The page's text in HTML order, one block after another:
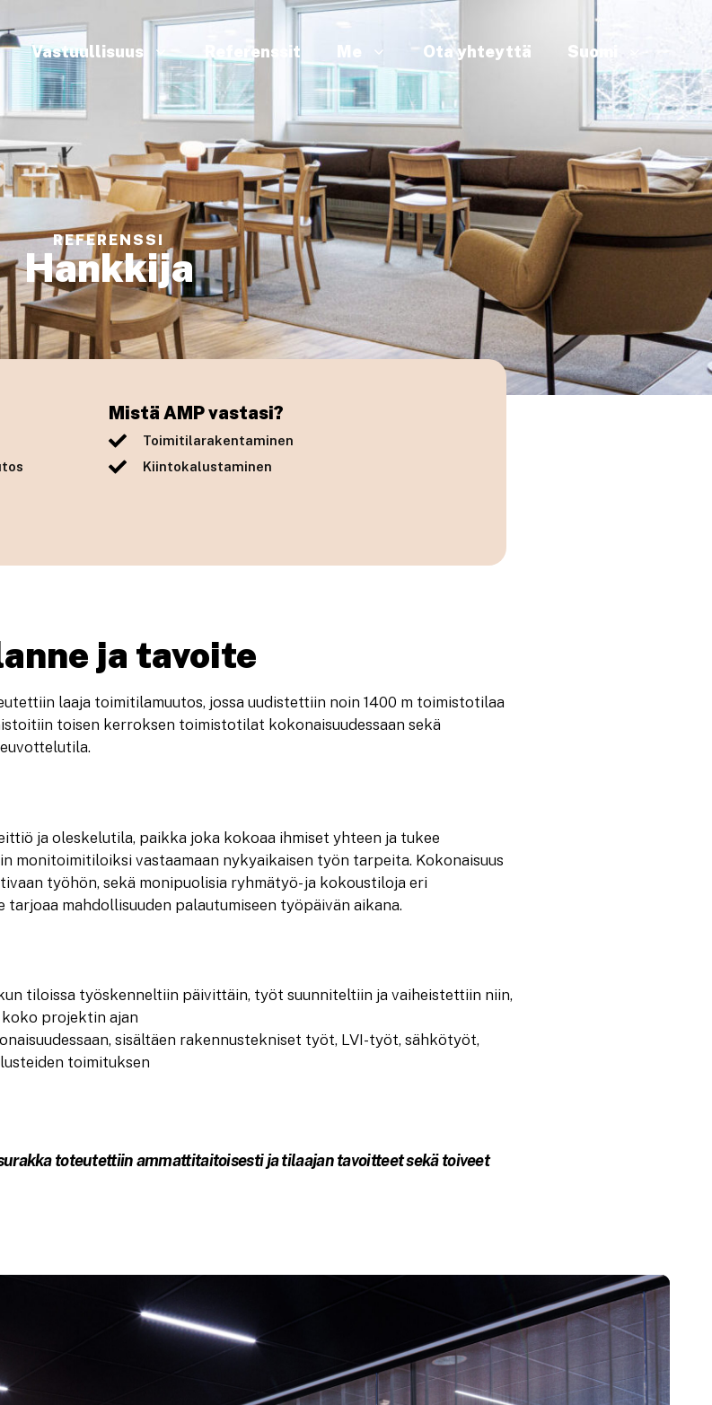
Vastuullisuus Referenssit Me Ota yhteyttä Suomi
REFERENSSI
Hankkija
Mistä AMP vastasi?
Toimitilarakentaminen
Kiintokalustaminen
ja tavoite
laaja toimitilamuutos, jossa uudistettiin noin 1400 m toimistotilaa
toisen kerroksen toimistotilat kokonaisuudessaan sekä
ja oleskelutila, paikka joka kokoaa ihmiset yhteen ja tukee
monitoimitiloiksi vastaamaan nykyaikaisen työn tarpeita. Kokonaisuus
työhön, sekä monipuolisia ryhmätyö- ja kokoustiloja eri
mahdollisuuden palautumiseen työpäivän aikana.
tiloissa työskenneltiin päivittäin, työt suunniteltiin ja vaiheistettiin niin,
projektin ajan
sisältäen rakennustekniset työt, LVI-työt, sähkötyöt,
toimituksen
toteutettiin ammattitaitoisesti ja tilaajan tavoitteet sekä toiveet